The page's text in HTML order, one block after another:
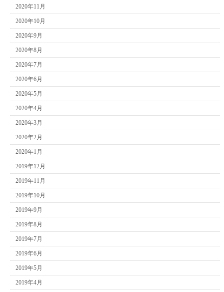
2020年11月
2020年10月
2020年9月
2020年8月
2020年7月
2020年6月
2020年5月
2020年4月
2020年3月
2020年2月
2020年1月
2019年12月
2019年11月
2019年10月
2019年9月
2019年8月
2019年7月
2019年6月
2019年5月
2019年4月